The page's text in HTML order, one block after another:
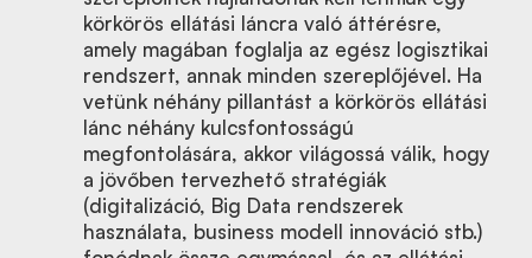
körkörös ellátási láncra való áttérésre,
amely magában foglalja az egész logisztikai
rendszert, annak minden szereplőjével. Ha
vetünk néhány pillantást a körkörös ellátási
lánc néhány kulcsfontosságú
megfontolására, akkor világossá válik, hogy
a jövőben tervezhető stratégiák
(digitalizáció, Big Data rendszerek
használata, business modell innováció stb.)